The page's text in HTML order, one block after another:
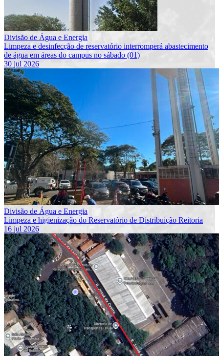
Divisão de Água e Energia
Limpeza e desinfecção de reservatório interromperá abastecimento
de água em áreas do campus no sábado (01)
30 jul 2026
Divisão de Água e Energia
Limpeza e higienização do Reservatório de Distribuição Reitoria
16 jul 2026